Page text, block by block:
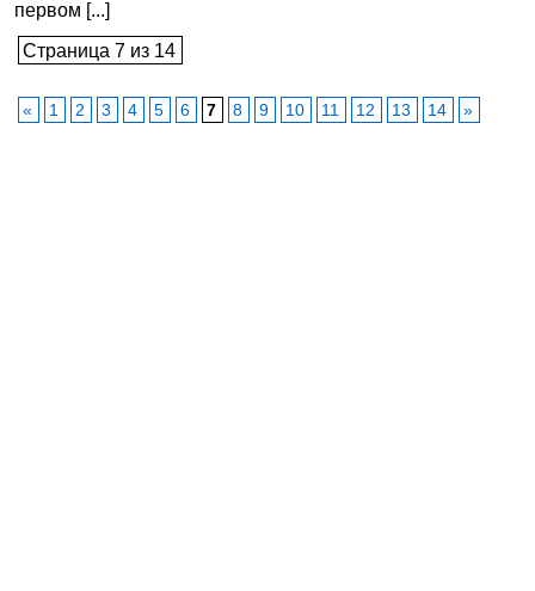
первом [...]
Страница 7 из 14
« 1 2 3 4 5 6 7 8 9 10 11 12 13 14 »